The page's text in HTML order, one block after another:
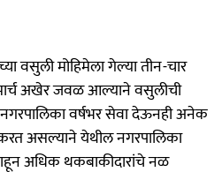
वसुली मोहिमेला गेल्या तीन-चार
अखेर जवळ आल्याने वसुलीची
वर्षभर सेवा देऊनही अनेक
असल्याने येथील नगरपालिका
अधिक थकबाकीदारांचे नळ